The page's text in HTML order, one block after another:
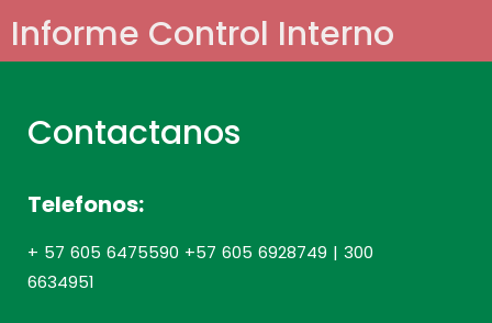
Informe Control Interno
Contactanos
Telefonos:
+ 57 605 6475590 +57 605 6928749 | 300
6634951